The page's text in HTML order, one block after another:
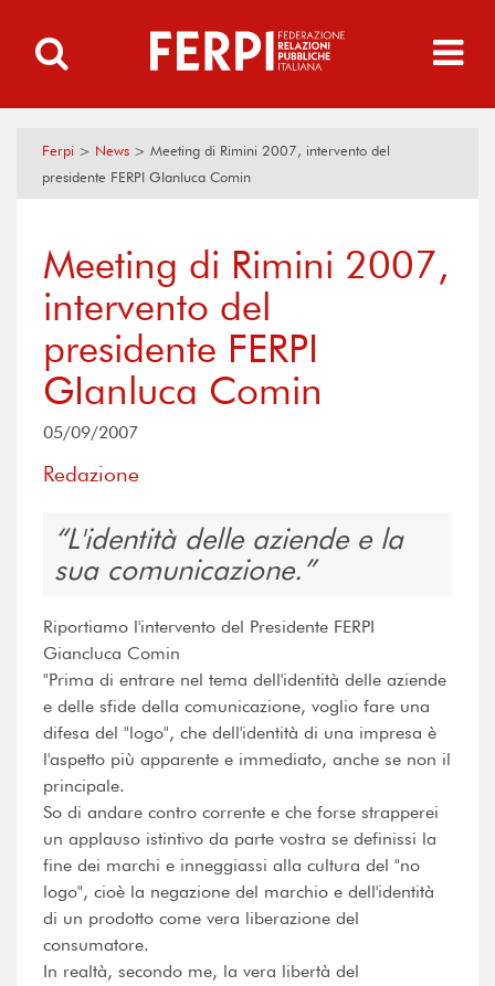
Ferpi > News > Meeting di Rimini 2007, intervento del
presidente FERPI GIanluca Comin
Meeting di Rimini 2007,
intervento del
presidente FERPI
GIanluca Comin
05/09/2007
Redazione
L'identità delle aziende e la
sua comunicazione.
Riportiamo l'intervento del Presidente FERPI
Giancluca Comin
"Prima di entrare nel tema dell'identità delle aziende
e delle sfide della comunicazione, voglio fare una
difesa del "logo", che dell'identità di una impresa è
l'aspetto più apparente e immediato, anche se non il
principale.
So di andare contro corrente e che forse strapperei
un applauso istintivo da parte vostra se definissi la
fine dei marchi e inneggiassi alla cultura del "no
logo", cioè la negazione del marchio e dell'identità
di un prodotto come vera liberazione del
consumatore.
In realtà, secondo me, la vera libertà del